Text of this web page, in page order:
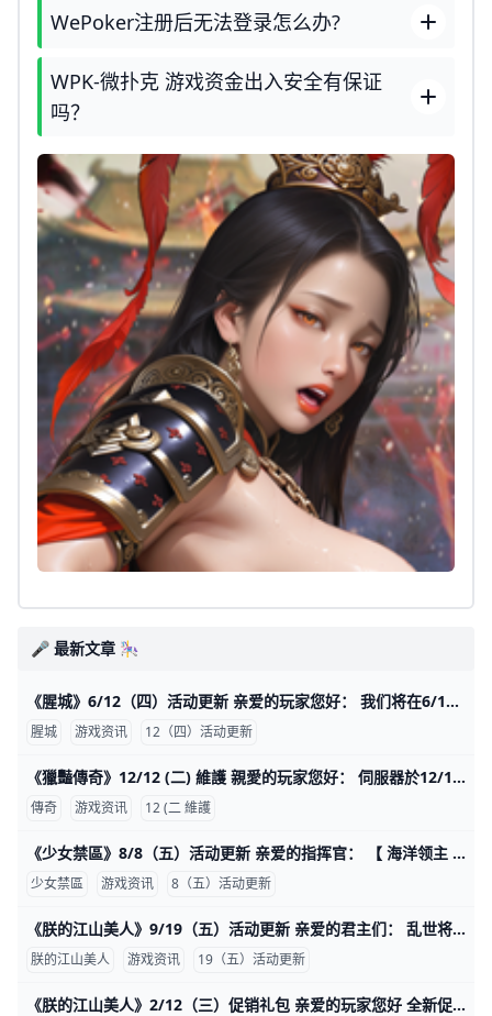
WePoker注册后无法登录怎么办?
WPK-微扑克 游戏资金出入安全有保证
吗？
🎤 最新文章 🎠
《腥城》6/12（四）活动更新 亲爱的玩家您好： 我们将在6/12更新游戏内礼包，详细内容资讯如下： 开始时间 2025/6/12 00:00 结束时间 2025/6/15 23:59 【促销礼包】 1.英雄无敌 2.装备大促销 3.英雄-【
腥城 游戏资讯 12（四）活动更新
《獵豔傳奇》12/12 (二) 維護 親愛的玩家您好： 伺服器於12/12(二)10:00-11:00進行例行性停服維護與合服維護，請提早下線並領取好已完成的獎勵 避免出現異常或角色
傳奇 游戏资讯 12 (二 維護
《少女禁區》8/8（五）活动更新 亲爱的指挥官： 【 海洋领主 七海争霸】 开始时间 2025/8/08 00:00 结束时间 2025/8/14 23:59 1.限定卡池 >>海洋领主-亚特兰娜 2.祈愿 >>雅典娜-梦幻
少女禁區 游戏资讯 8（五）活动更新
《朕的江山美人》9/19（五）活动更新 亲爱的君主们： 乱世将至，派对与挑战一同展开！多重活动与专属好康等你体验。 开始时间 UTC 2025/9/19 00:00 结束时间 UTC 2025/9/30 23:59 【活动介绍】 1.小乔的派对 活动期间，寻找
朕的江山美人 游戏资讯 19（五）活动更新
《朕的江山美人》2/12（三）促销礼包 亲爱的玩家您好 全新促销礼包，更超值享受，绝对不容错过~ 开始时间 UTC 2025/2/12 0:00 结束时间 UTC 2025/2/15 23:59 【促销礼包】 1.号令天下 2.装备热卖 3.神秘礼物 若当前版本